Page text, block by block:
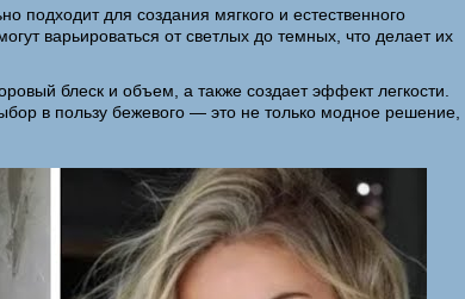
подходит для создания мягкого и естественного
варьироваться от светлых до темных, что делает их
блеск и объем, а также создает эффект легкости.
в пользу бежевого — это не только модное решение,